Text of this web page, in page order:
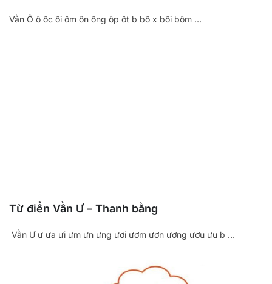
Vần Ô ô ôc ôi ôm ôn ông ôp ôt b bô x bôi bôm …
Từ điển Vần Ư – Thanh bằng
Vần Ư ư ưa ưi ưm ưn ưng ươi ươm ươn ương ươu ưu b …